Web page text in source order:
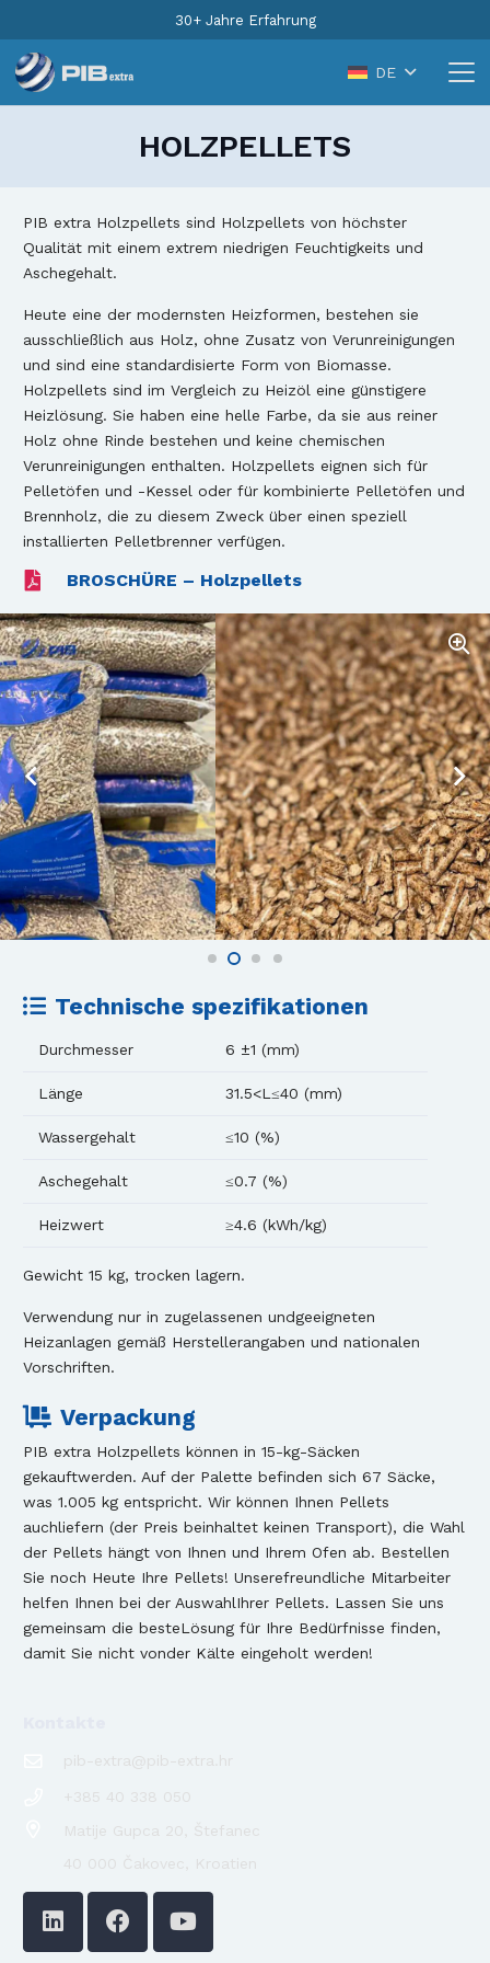
30+ Jahre Erfahrung
DE
HOLZPELLETS
PIB extra Holzpellets sind Holzpellets von höchster
Qualität mit einem extrem niedrigen Feuchtigkeits und
Aschegehalt.
Heute eine der modernsten Heizformen, bestehen sie
ausschließlich aus Holz, ohne Zusatz von Verunreinigungen
und sind eine standardisierte Form von Biomasse.
Holzpellets sind im Vergleich zu Heizöl eine günstigere
Heizlösung. Sie haben eine helle Farbe, da sie aus reiner
Holz ohne Rinde bestehen und keine chemischen
Verunreinigungen enthalten. Holzpellets eignen sich für
Pelletöfen und -Kessel oder für kombinierte Pelletöfen und
Brennholz, die zu diesem Zweck über einen speziell
installierten Pelletbrenner verfügen.
BROSCHÜRE – Holzpellets
Technische spezifikationen
Durchmesser 6 ±1 (mm)
Länge 31.5<L≤40 (mm)
Wassergehalt ≤10 (%)
Aschegehalt ≤0.7 (%)
Heizwert ≥4.6 (kWh/kg)
Gewicht 15 kg, trocken lagern.
Verwendung nur in zugelassenen undgeeigneten
Heizanlagen gemäß Herstellerangaben und nationalen
Vorschriften.
Verpackung
PIB extra Holzpellets können in 15-kg-Säcken
gekauftwerden. Auf der Palette befinden sich 67 Säcke,
was 1.005 kg entspricht. Wir können Ihnen Pellets
auchliefern (der Preis beinhaltet keinen Transport), die Wahl
der Pellets hängt von Ihnen und Ihrem Ofen ab. Bestellen
Sie noch Heute Ihre Pellets! Unserefreundliche Mitarbeiter
helfen Ihnen bei der AuswahlIhrer Pellets. Lassen Sie uns
gemeinsam die besteLösung für Ihre Bedürfnisse finden,
damit Sie nicht vonder Kälte eingeholt werden!
pib-extra@pib-extra.hr
+385 40 338 050
Matije Gupca 20, Štefanec
40 000 Čakovec, Kroatien